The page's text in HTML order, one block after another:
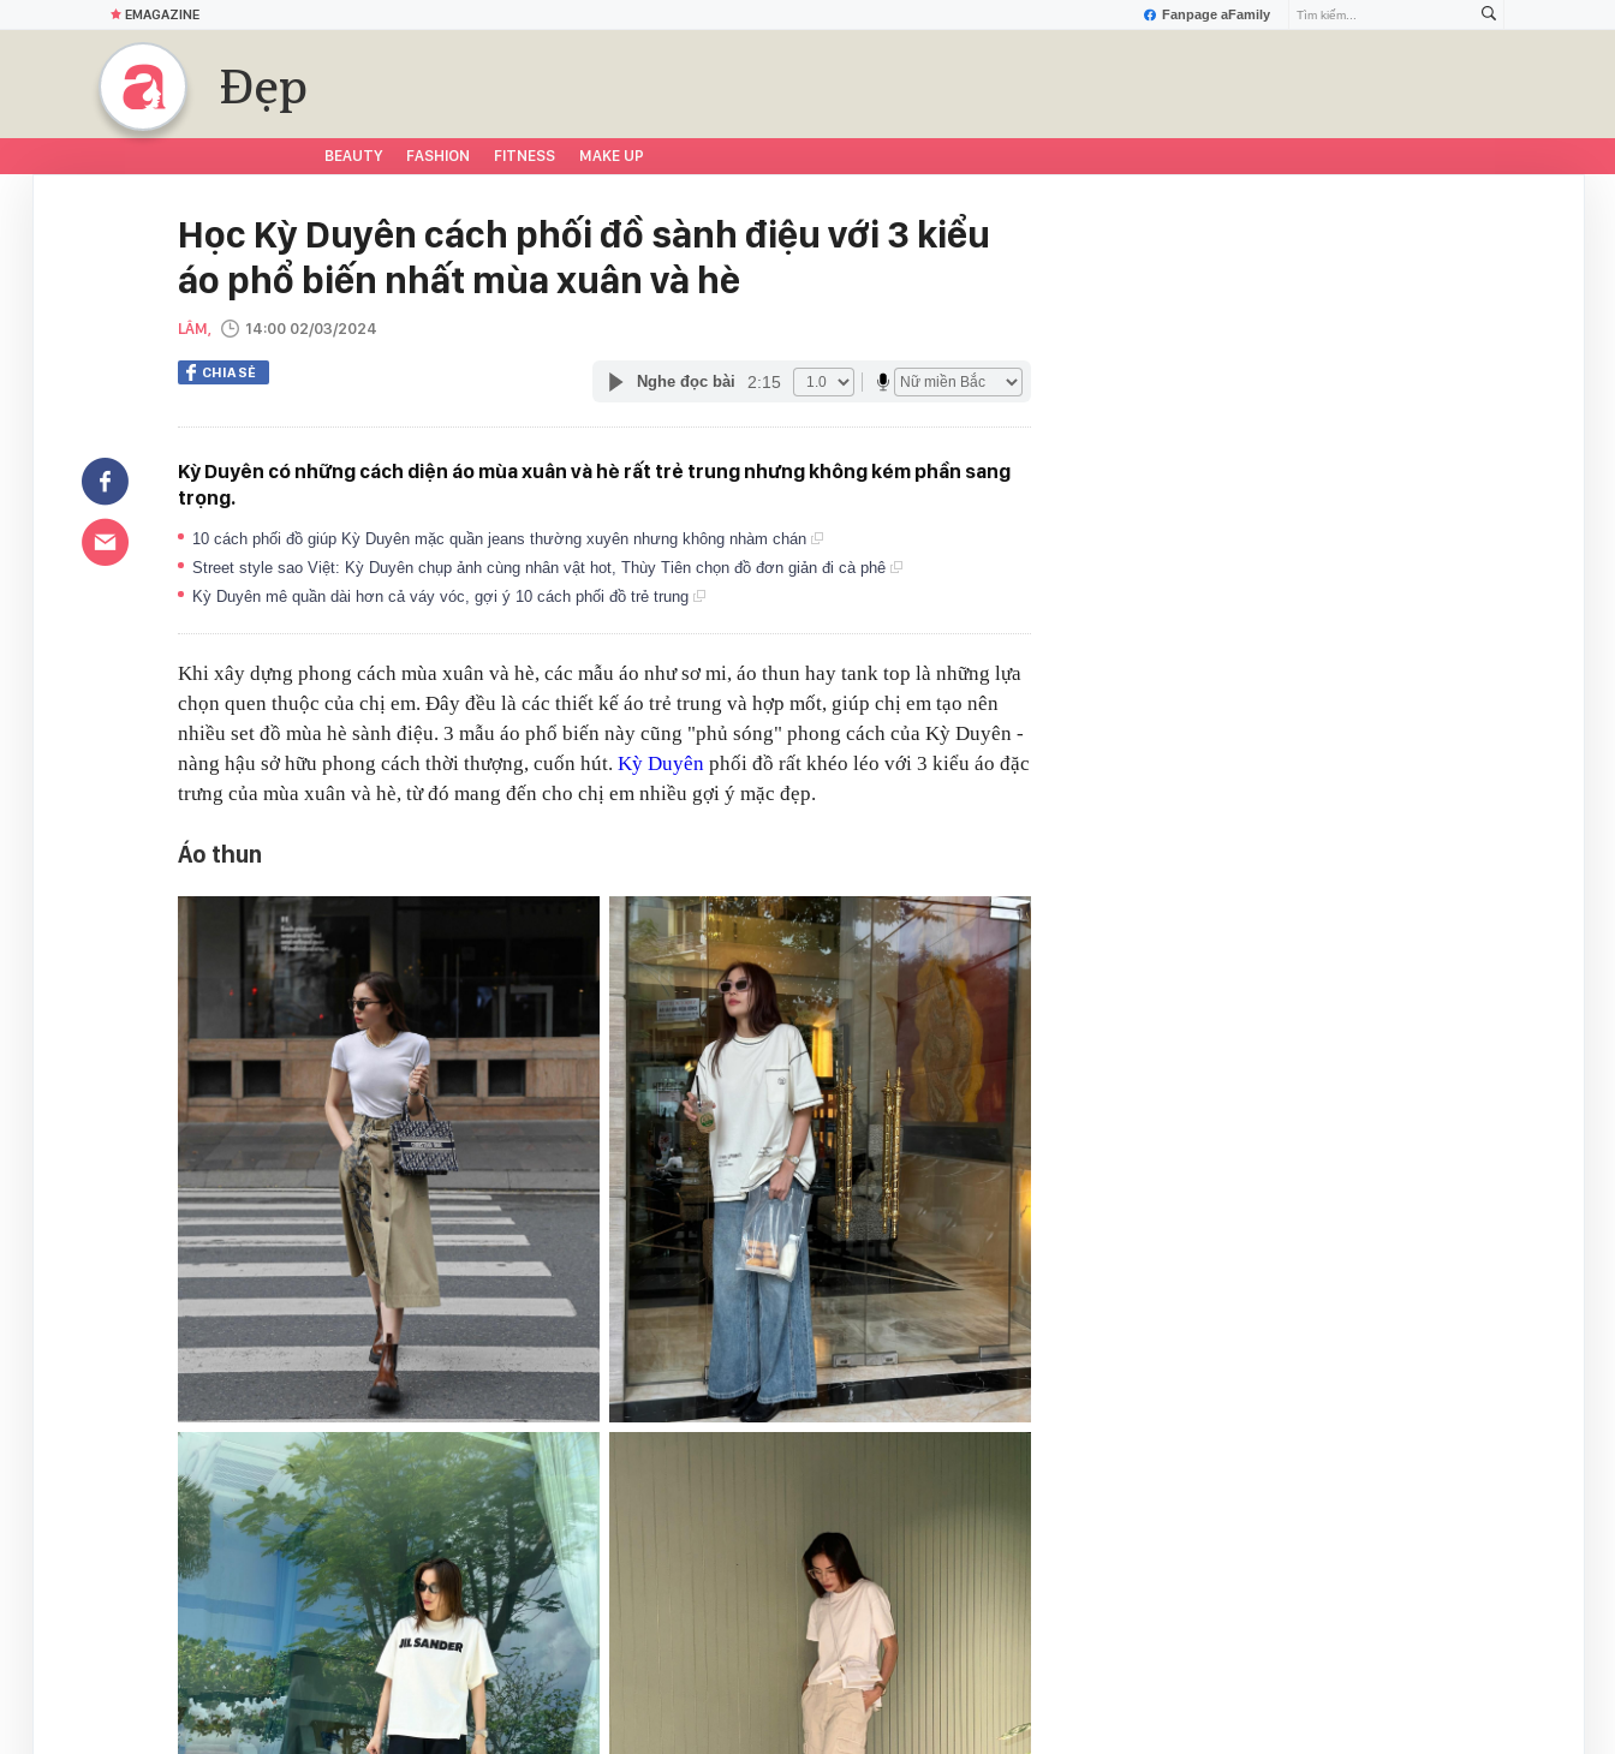
Fanpage aFamily
EMAGAZINE
Đẹp
BEAUTY FASHION FITNESS MAKE UP
Học Kỳ Duyên cách phối đồ sành điệu với 3 kiểu
áo phổ biến nhất mùa xuân và hè
LÂM, 14:00 02/03/2024
CHIA SẺ Nghe đọc bài 2:15
Kỳ Duyên có những cách diện áo mùa xuân và hè rất trẻ trung nhưng không kém phần sang
trọng.
10 cách phối đồ giúp Kỳ Duyên mặc quần jeans thường xuyên nhưng không nhàm chán
Street style sao Việt: Kỳ Duyên chụp ảnh cùng nhân vật hot, Thùy Tiên chọn đồ đơn giản đi cà phê
Kỳ Duyên mê quần dài hơn cả váy vóc, gợi ý 10 cách phối đồ trẻ trung
Khi xây dựng phong cách mùa xuân và hè, các mẫu áo như sơ mi, áo thun hay tank top là những lựa
chọn quen thuộc của chị em. Đây đều là các thiết kế áo trẻ trung và hợp mốt, giúp chị em tạo nên
nhiều set đồ mùa hè sành điệu. 3 mẫu áo phổ biến này cũng "phủ sóng" phong cách của Kỳ Duyên -
nàng hậu sở hữu phong cách thời thượng, cuốn hút. Kỳ Duyên phối đồ rất khéo léo với 3 kiểu áo đặc
trưng của mùa xuân và hè, từ đó mang đến cho chị em nhiều gợi ý mặc đẹp.
Áo thun